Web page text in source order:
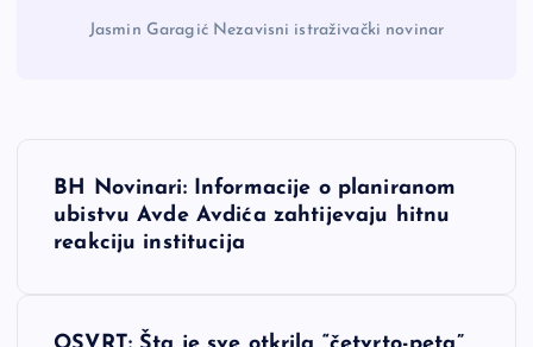
Jasmin Garagić Nezavisni istraživački novinar
NBH Novinari: Informacije o planiranom
ubistvu Avde Avdića zahtijevaju hitnu
reakciju institucija